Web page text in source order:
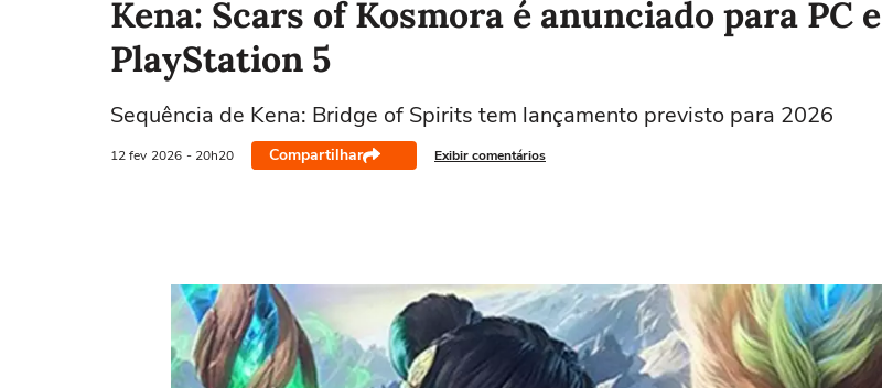
Kena: Scars of Kosmora é anunciado para PC e
PlayStation 5
Sequência de Kena: Bridge of Spirits tem lançamento previsto para 2026
12 fev 2026 - 20h20 Compartilhar Exibir comentários